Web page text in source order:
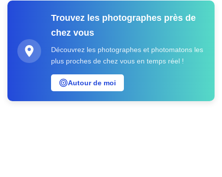
Trouvez les photographes près de
chez vous
Découvrez les photographes et photomatons les
plus proches de chez vous en temps réel !
Autour de moi